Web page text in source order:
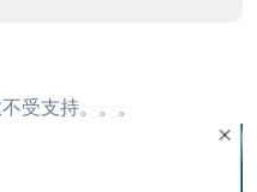
受支持。。。